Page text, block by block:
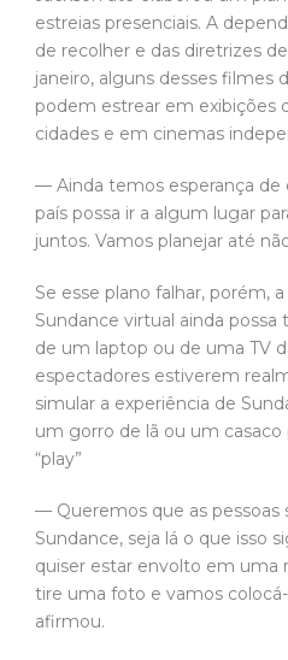
estreias presenciais. A
de recolher e das diretrizes
janeiro, alguns desses filmes
podem estrear em exibições
cidades e em cinemas
— Ainda temos esperança
país possa ir a algum lugar
juntos. Vamos planejar até
Se esse plano falhar, porém,
Sundance virtual ainda
de um laptop ou de uma TV
espectadores estiverem
simular a experiência de
um gorro de lã ou um
“play”
— Queremos que as pessoas
Sundance, seja lá o que isso
quiser estar envolto em uma
tire uma foto e vamos
afirmou.